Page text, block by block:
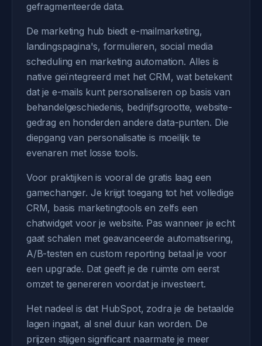
gefragmenteerde data.
De marketing hub biedt e-mailmarketing,
landingspagina's, formulieren, social media
scheduling en marketing automation. Alles is
native geïntegreerd met het CRM, wat betekent
dat je e-mails kunt personaliseren op basis van
behandelgeschiedenis, bedrijfsgrootte, website-
gedrag en honderden andere data-punten. Die
diepgang van personalisatie is moeilijk te
evenaren met losse tools.
Voor praktijken is vooral de gratis laag een
gamechanger. Je krijgt toegang tot het volledige
CRM, basis marketingtools en zelfs een
chatwidget voor je website. Pas wanneer je echt
gaat schalen met geavanceerde automatisering,
A/B-testen en custom reporting betaal je voor
een upgrade. Dat geeft je de ruimte om eerst
omzet te genereren voordat je investeert.
Het nadeel is dat HubSpot, zodra je de betaalde
lagen ingaat, al snel duur kan worden. De
prijzen stijgen significant naarmate je meer